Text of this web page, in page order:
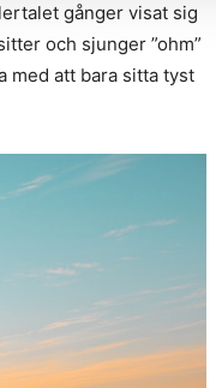
gånger visat sig
och sjunger ”ohm”
med att bara sitta tyst